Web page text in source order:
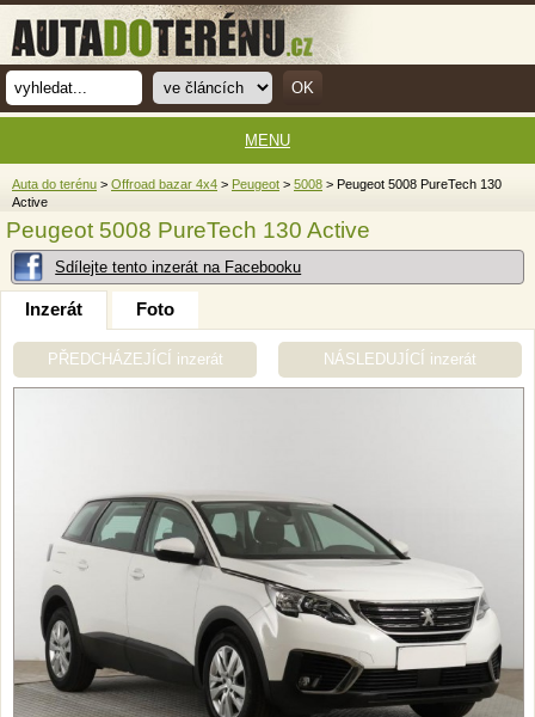
Auta do terénu > Offroad bazar 4x4 > Peugeot > 5008 > Peugeot 5008 PureTech 130
Active
Peugeot 5008 PureTech 130 Active
Sdílejte tento inzerát na Facebooku
Inzerát Foto
PŘEDCHÁZEJÍCÍ inzerát NÁSLEDUJÍCÍ inzerát
MENU